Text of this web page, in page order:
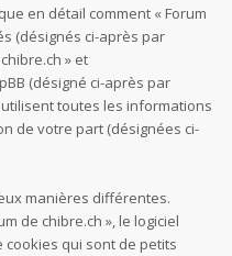
en détail comment « Forum
(désignés ci-après par
» et
(désigné ci-après par
utilisent toutes les informations
de votre part (désignées ci-
manières différentes.
de chibre.ch », le logiciel
qui sont de petits